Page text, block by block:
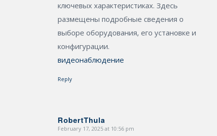
ключевых характеристиках. Здесь
размещены подробные сведения о
выборе оборудования, его установке и
конфигурации.
видеонаблюдение
Reply
RobertThula
says:
February 17, 2025 at 10:56 pm